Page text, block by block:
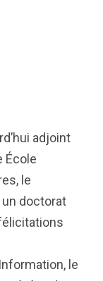
adjoint
École
le
un doctorat
le